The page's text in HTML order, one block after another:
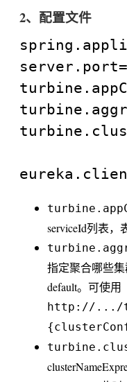
2、配置文件
serviceId列表，
指定聚合哪些
default。可使用
http://.../